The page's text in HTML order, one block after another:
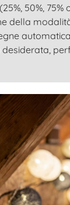
50%, 75%
della